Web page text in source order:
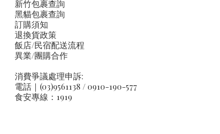
新竹包裹查詢
黑貓包裹查詢
訂購須知
退換貨政策
飯店/民宿配送流程
異業/團購合作
消費爭議處理申訴:
電話｜(03)9561138 / 0910-190-577
食安專線：1919